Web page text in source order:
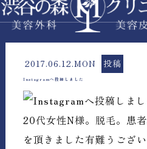
2017.06.12.MON 投稿
Instagramへ投稿しました
20代女性N様。脱毛。患
を頂きました有難うござ